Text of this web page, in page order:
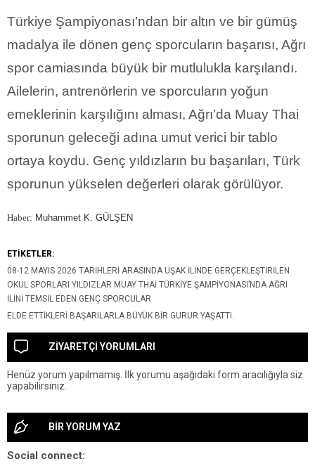
Türkiye Şampiyonası’ndan bir altın ve bir gümüş
madalya ile dönen genç sporcuların başarısı, Ağrı
spor camiasında büyük bir mutlulukla karşılandı.
Ailelerin, antrenörlerin ve sporcuların yoğun
emeklerinin karşılığını alması, Ağrı’da Muay Thai
sporunun geleceği adına umut verici bir tablo
ortaya koydu. Genç yıldızların bu başarıları, Türk
sporunun yükselen değerleri olarak görülüyor.
Haber: Muhammet K. GÜLŞEN
ETİKETLER:
08-12 MAYIS 2026 TARIHLERI ARASINDA UŞAK ILINDE GERÇEKLEŞTIRILEN
OKUL SPORLARI YILDIZLAR MUAY THAI TÜRKIYE ŞAMPIYONASI’NDA AĞRI
ILINI TEMSIL EDEN GENÇ SPORCULAR
ELDE ETTIKLERI BAŞARILARLA BÜYÜK BIR GURUR YAŞATTI.
ZİYARETÇİ YORUMLARI
Henüz yorum yapılmamış. İlk yorumu aşağıdaki form aracılığıyla siz
yapabilirsiniz.
BİR YORUM YAZ
Social connect: